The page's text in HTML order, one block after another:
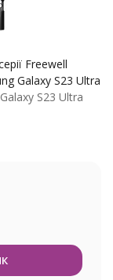
Freewell
Galaxy S23 Ultra
S23 Ultra